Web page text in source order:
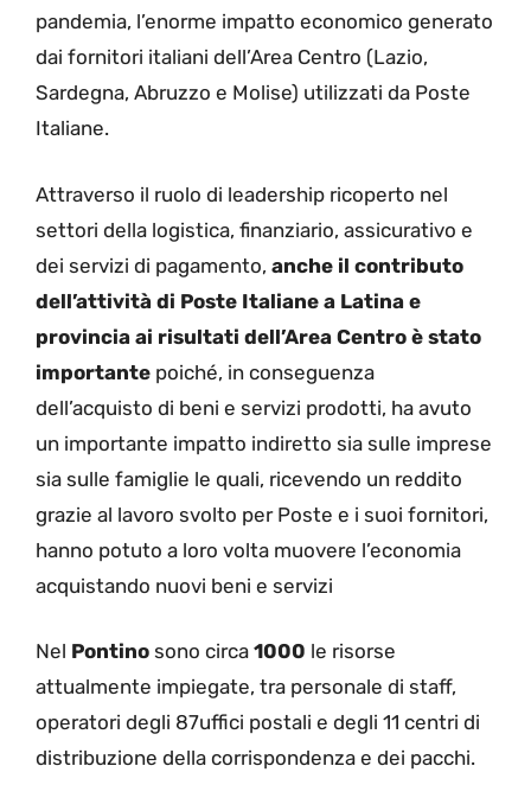
pandemia, l’enorme impatto economico generato
dai fornitori italiani dell’Area Centro (Lazio,
Sardegna, Abruzzo e Molise) utilizzati da Poste
Italiane.
Attraverso il ruolo di leadership ricoperto nel
settori della logistica, finanziario, assicurativo e
dei servizi di pagamento, anche il contributo
dell’attività di Poste Italiane a Latina e
provincia ai risultati dell’Area Centro è stato
importante poiché, in conseguenza
dell’acquisto di beni e servizi prodotti, ha avuto
un importante impatto indiretto sia sulle imprese
sia sulle famiglie le quali, ricevendo un reddito
grazie al lavoro svolto per Poste e i suoi fornitori,
hanno potuto a loro volta muovere l’economia
acquistando nuovi beni e servizi
Nel Pontino sono circa 1000 le risorse
attualmente impiegate, tra personale di staff,
operatori degli 87uffici postali e degli 11 centri di
distribuzione della corrispondenza e dei pacchi.